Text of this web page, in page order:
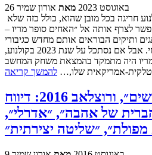
26 באוגוסט 2023 מאת אורון שמיר
לצרף אותה אל ״האחים סופר מריו –
ותיקים הבוראים אותם מחדש כגיבורי
קולנוע המתאימים לעידן הנוכחי. אבל אם נסתכל על שנת 2023 בקולנוע,
היה מתמקד בהמצאת משחק המחשב
אמריקאית שלו,… להמשך קריאה
פסטיבל ״אופקים חדשים״, ורוצלאב 2016: דיווח
של אהבה״, ״אדרלי״,
״שליטה יצירתית״